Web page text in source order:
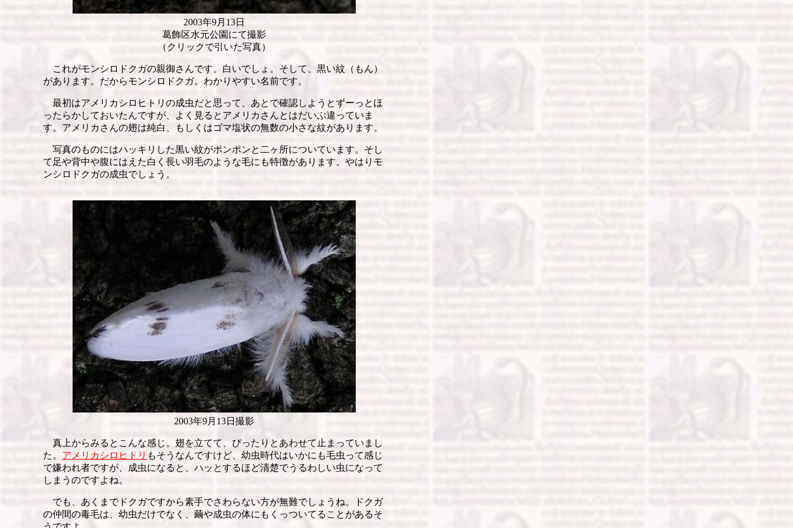
2003年9月13日
葛飾区水元公園にて撮影
（クリックで引いた写真）
これがモンシロドクガの親御さんです。白いでしょ。そして、黒い紋（もん）
があります。だからモンシロドクガ。わかりやすい名前です。
最初はアメリカシロヒトリの成虫だと思って、あとで確認しようとずーっとほ
ったらかしておいたんですが、よく見るとアメリカさんとはだいぶ違っていま
す。アメリカさんの翅は純白、もしくはゴマ塩状の無数の小さな紋があります。
写真のものにはハッキリした黒い紋がポンポンと二ヶ所についています。そし
て足や背中や腹にはえた白く長い羽毛のような毛にも特徴があります。やはりモ
ンシロドクガの成虫でしょう。
2003年9月13日撮影
真上からみるとこんな感じ。翅を立てて、ぴったりとあわせて止まっていまし
た。 アメリカシロヒトリ もそうなんですけど、幼虫時代はいかにも毛虫って感じ
で嫌われ者ですが、成虫になると、ハッとするほど清楚でうるわしい虫になって
しまうのですよね。
でも、あくまでドクガですから素手でさわらない方が無難でしょうね。ドクガ
の仲間の毒毛は、幼虫だけでなく、繭や成虫の体にもくっついてることがあるそ